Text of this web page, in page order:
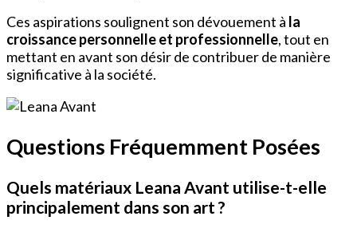
Ces aspirations soulignent son dévouement à la
croissance personnelle et professionnelle, tout en
mettant en avant son désir de contribuer de manière
significative à la société.
Questions Fréquemment Posées
Quels matériaux Leana Avant utilise-t-elle
principalement dans son art ?